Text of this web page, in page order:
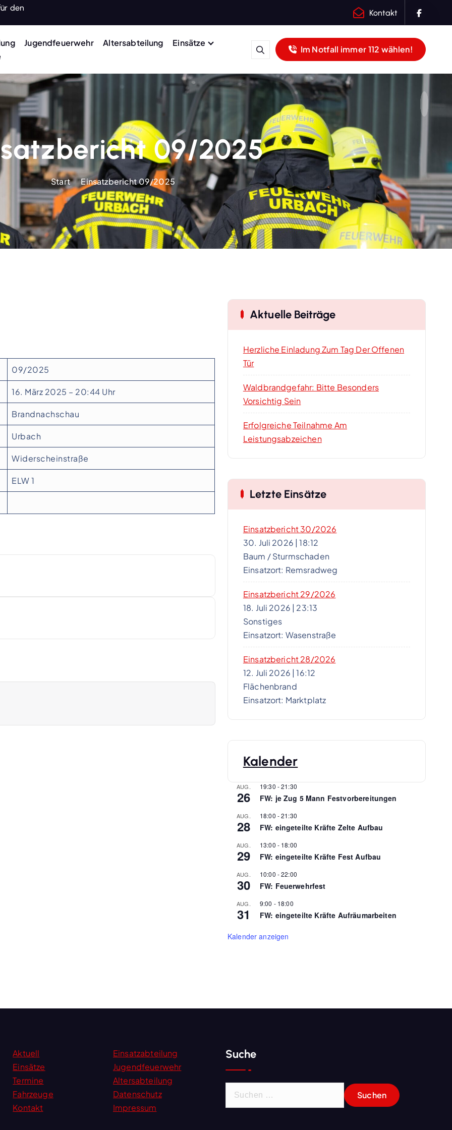
den
Kontakt
Jugendfeuerwehr Altersabteilung
Einsätze
Im Notfall immer 112 wählen!
09/2025
Start Einsatzbericht 09/2025
09/2025
16. März 2025 – 20:44 Uhr
Brandnachschau
Urbach
Widerscheinstraße
ELW 1
Aktuelle Beiträge
Herzliche Einladung Zum Tag Der Offenen
Tür
Waldbrandgefahr: Bitte Besonders
Vorsichtig Sein
Erfolgreiche Teilnahme Am
Leistungsabzeichen
Letzte Einsätze
Einsatzbericht 30/2026
30. Juli 2026 |18:12
Baum / Sturmschaden
Einsatzort: Remsradweg
Einsatzbericht 29/2026
18. Juli 2026 | 23:13
Sonstiges
Einsatzort: Wasenstraße
Einsatzbericht 28/2026
12. Juli 2026 |16:12
Flächenbrand
Einsatzort: Marktplatz
Kalender
AUG.
26
19:30 -21:30
FW: je Zug 5 Mann Festvorbereitungen
AUG.
28
18:00 -21:30
FW: eingeteilte Kräfte Zelte Aufbau
AUG.
29
13:00 - 18:00
FW: eingeteilte Kräfte Fest Aufbau
AUG.
30
10:00 -22:00
FW: Feuerwehrfest
AUG.
31
9:00 - 18:00
FW: eingeteilte Kräfte Aufräumarbeiten
Kalender anzeigen
Aktuell
Einsatzabteilung
Einsätze
Jugendfeuerwehr
Termine
Altersabteilung
Fahrzeuge
Datenschutz
Kontakt
Impressum
Suche